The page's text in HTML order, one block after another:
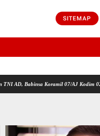
SITEMAP
Koramil 07/AJ Kodim 0208/Asahan